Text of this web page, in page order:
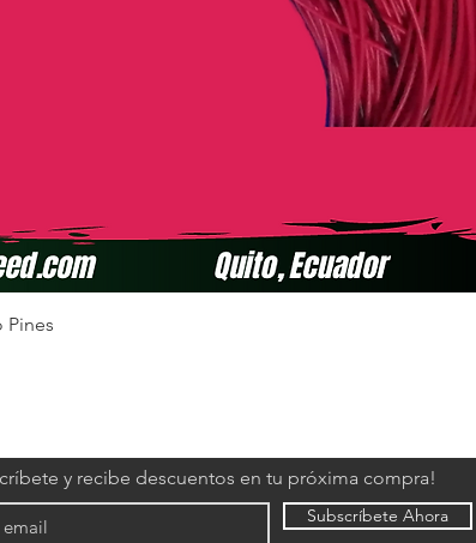
Pines
y recibe descuentos en tu próxima compra!
Subscríbete Ahora